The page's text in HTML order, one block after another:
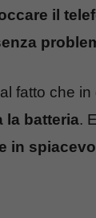
il
fatto che
la batteria.
in